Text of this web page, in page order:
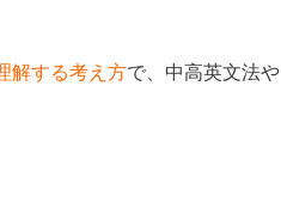
解する考え方で、中高英文法や